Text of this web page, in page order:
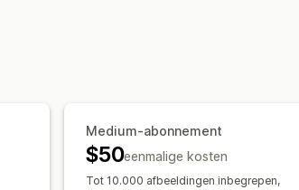
Medium-abonnement
$50eenmalige kosten
Tot 10.000 afbeeldingen inbegrepen,